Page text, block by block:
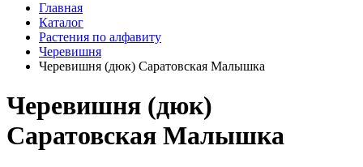
Главная
Каталог
Растения по алфавиту
Черевишня
Черевишня (дюк) Саратовская Малышка
Черевишня (дюк)
Саратовская Малышка